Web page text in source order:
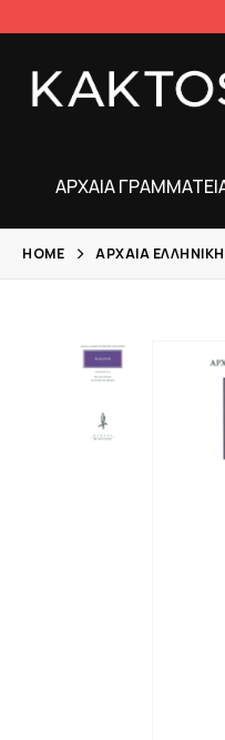
ΑΡΧΑΊΑ
HOME ΑΡΧΑΊΑ